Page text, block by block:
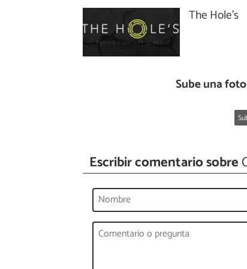
The Hole's
Sube una
Escribir comentario sobre